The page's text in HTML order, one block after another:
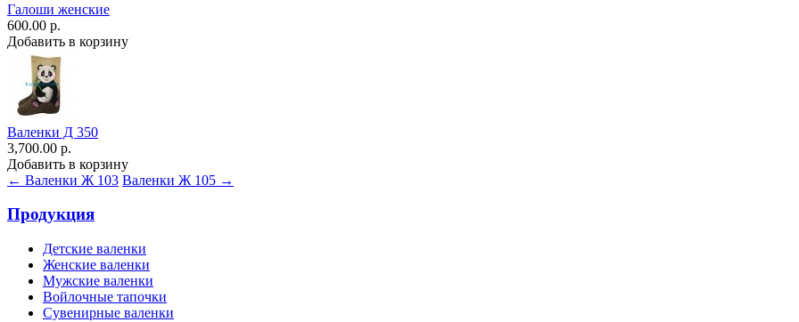
Галоши женские
600.00 р.
Добавить в корзину
Валенки Д 350
3,700.00 р.
Добавить в корзину
← Валенки Ж 103 Валенки Ж 105 →
Продукция
Детские валенки
Женские валенки
Мужские валенки
Войлочные тапочки
Сувенирные валенки